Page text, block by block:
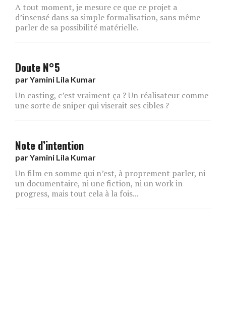
A tout moment, je mesure ce que ce projet a
d’insensé dans sa simple formalisation, sans même
parler de sa possibilité matérielle.
Doute N°5
parYamini Lila Kumar
Un casting, c’est vraiment ça ? Un réalisateur comme
une sorte de sniper qui viserait ses cibles ?
Note d’intention
parYamini Lila Kumar
Un film en somme qui n’est, à proprement parler, ni
un documentaire, ni une fiction, ni un work in
progress, mais tout cela à la fois...